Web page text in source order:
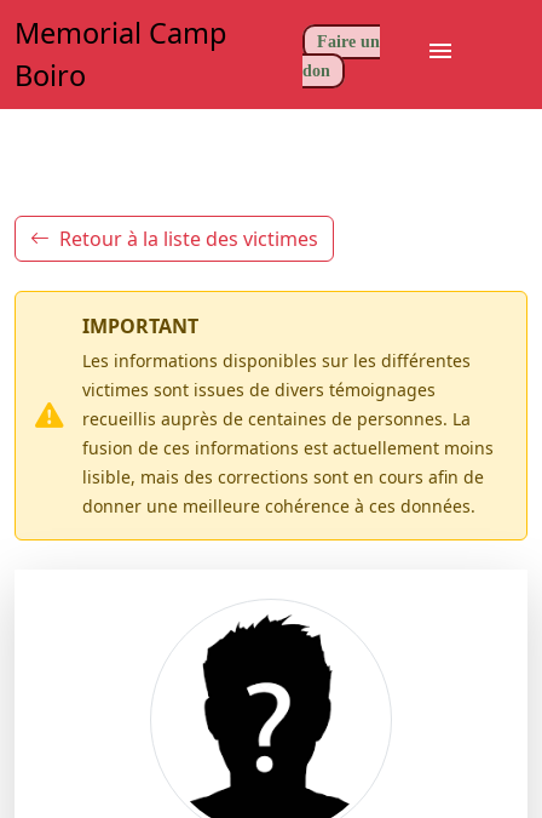
Memorial Camp
Boiro
Faire un
don
menu
Retour à la liste des victimes
IMPORTANT
Les informations disponibles sur les différentes
victimes sont issues de divers témoignages
recueillis auprès de centaines de personnes. La
fusion de ces informations est actuellement moins
lisible, mais des corrections sont en cours afin de
donner une meilleure cohérence à ces données.